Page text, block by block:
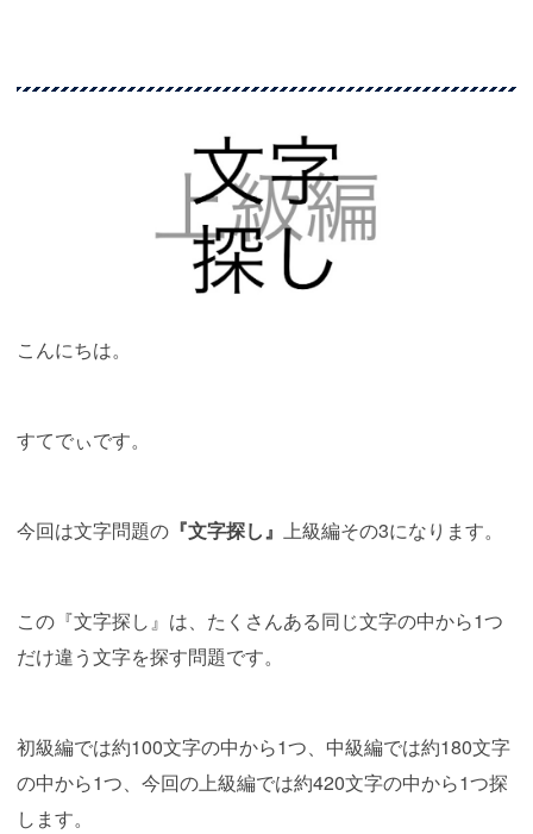
こんにちは。
すてでぃです。
今回は文字問題の『文字探し』 上級編その3になります。
この『文字探し』は、たくさんある同じ文字の中から1つ
だけ違う文字を探す問題です。
初級編では約100文字の中から1つ、中級編では約180文字
の中から1つ、今回の上級編では約420文字の中から1つ探
します。